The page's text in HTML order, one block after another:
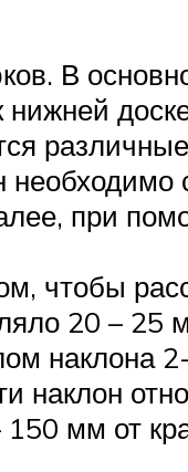
В
при
чтобы
20 – 25
наклона
наклон
мм от